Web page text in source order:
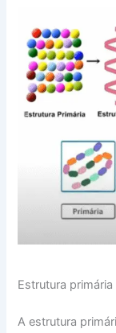
Estrutura
A estrutura